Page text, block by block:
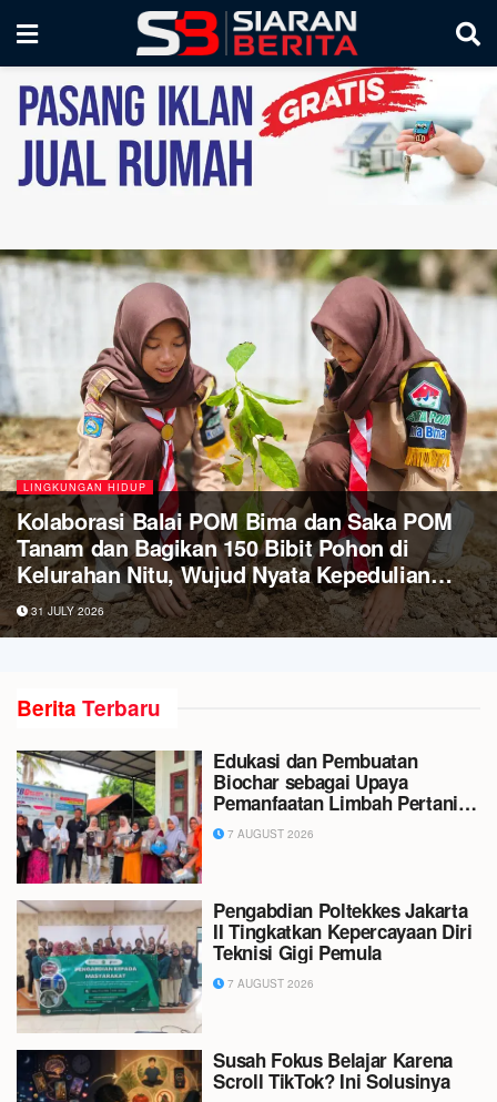
HIBURAN DAN EVENT
Raih Dukungan Dinas Pariwisata Kota
Tangerang Selatan, Puteri Anak dan Puteri
Remaja Banten 2026 Siap Melaju ke Tingkat
Nasional
30 JULY 2026
Berita Terbaru
Edukasi dan Pembuatan
Biochar sebagai Upaya
Pemanfaatan Limbah Pertanian
di Gampong Sambongan Baro
7 AUGUST 2026
Pengabdian Poltekkes Jakarta
II Tingkatkan Kepercayaan Diri
Teknisi Gigi Pemula
7 AUGUST 2026
Susah Fokus Belajar Karena
Scroll TikTok? Ini Solusinya